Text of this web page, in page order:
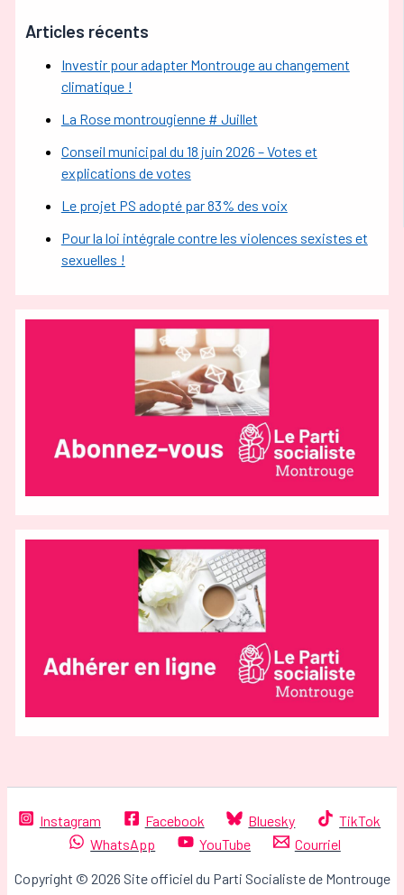
Articles récents
Investir pour adapter Montrouge au changement
climatique !
La Rose montrougienne # Juillet
Conseil municipal du 18 juin 2026 – Votes et
explications de votes
Le projet PS adopté par 83% des voix
Pour la loi intégrale contre les violences sexistes et
sexuelles !
Instagram Facebook Bluesky
TikTok
WhatsApp
YouTube Courriel
Copyright © 2026 Site officiel du Parti Socialiste de Montrouge